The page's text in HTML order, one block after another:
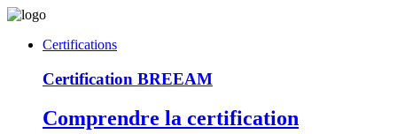
Certifications
Certification BREEAM
Comprendre la certification